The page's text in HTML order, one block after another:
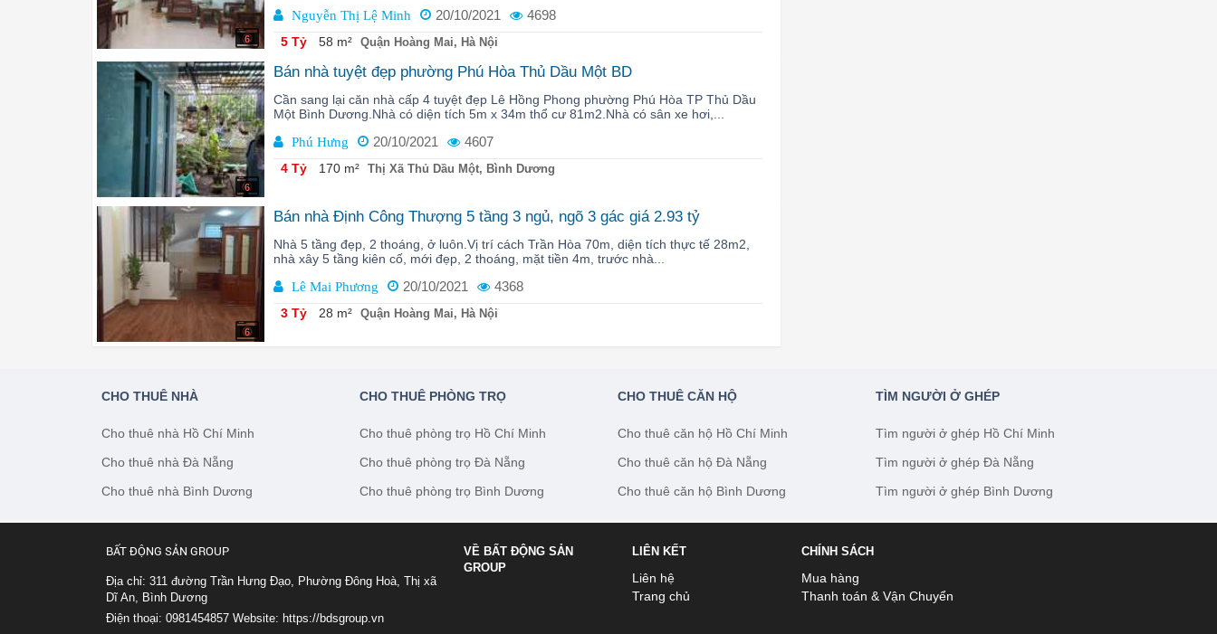
6
Nguyễn Thị Lệ Minh 20/10/2021 4698
5 Tỷ 58 m² Quận Hoàng Mai, Hà Nội
6
Bán nhà tuyệt đẹp phường Phú Hòa Thủ Dầu Một BD
Cần sang lại căn nhà cấp 4 tuyệt đẹp Lê Hồng Phong phường Phú Hòa TP Thủ Dầu
Một Bình Dương.Nhà có diện tích 5m x 34m thổ cư 81m2.Nhà có sân xe hơi,...
Phú Hưng 20/10/2021 4607
4 Tỷ 170 m² Thị Xã Thủ Dầu Một, Bình Dương
6
Bán nhà Định Công Thượng 5 tầng 3 ngủ, ngõ 3 gác giá 2.93 tỷ
Nhà 5 tầng đẹp, 2 thoáng, ở luôn.Vị trí cách Trần Hòa 70m, diện tích thực tế 28m2,
nhà xây 5 tầng kiên cố, mới đẹp, 2 thoáng, mặt tiền 4m, trước nhà...
Lê Mai Phương 20/10/2021 4368
3 Tỷ 28 m² Quận Hoàng Mai, Hà Nội
CHO THUÊ NHÀ
Cho thuê nhà Hồ Chí Minh
Cho thuê nhà Đà Nẵng
Cho thuê nhà Bình Dương
CHO THUÊ PHÒNG TRỌ
Cho thuê phòng trọ Hồ Chí Minh
Cho thuê phòng trọ Đà Nẵng
Cho thuê phòng trọ Bình Dương
CHO THUÊ CĂN HỘ
Cho thuê căn hộ Hồ Chí Minh
Cho thuê căn hộ Đà Nẵng
Cho thuê căn hộ Bình Dương
TÌM NGƯỜI Ở GHÉP
Tìm người ở ghép Hồ Chí Minh
Tìm người ở ghép Đà Nẵng
Tìm người ở ghép Bình Dương
BẤT ĐỘNG SẢN GROUP
Địa chỉ: 311 đường Trần Hưng Đạo, Phường Đông Hoà, Thị xã
Dĩ An, Bình Dương
Điện thoại: 0981454857 Website: https://bdsgroup.vn
VỀ BẤT ĐỘNG SẢN
GROUP
LIÊN KẾT
Liên hệ
Trang chủ
CHÍNH SÁCH
Mua hàng
Thanh toán & Vận Chuyển